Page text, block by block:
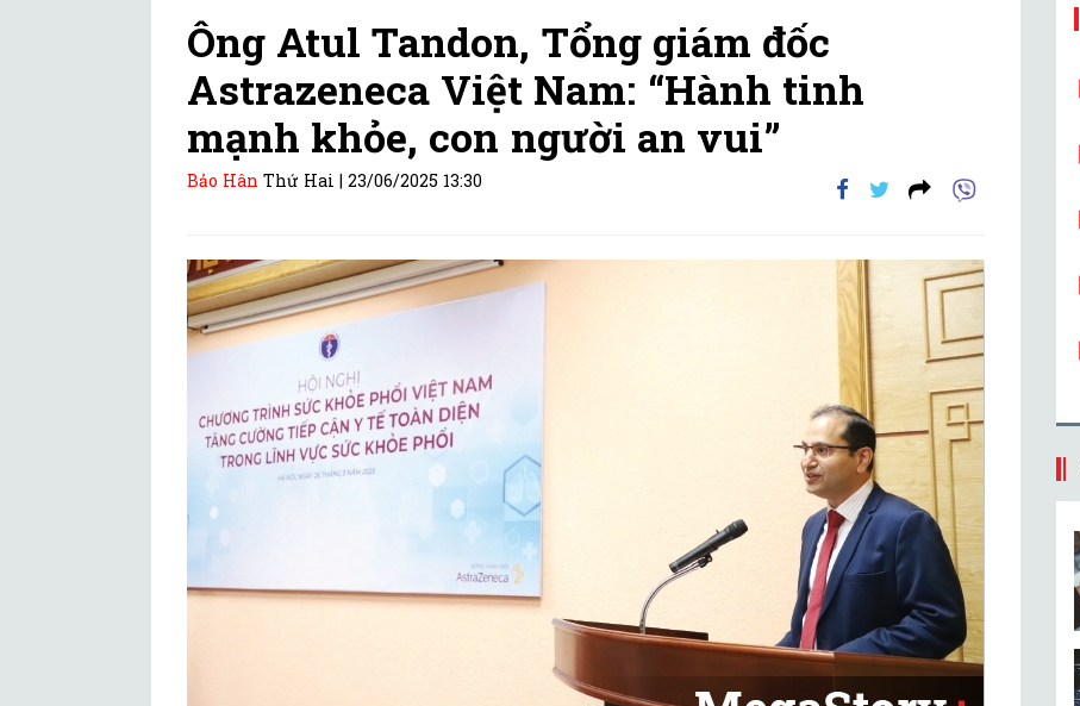
Ông Atul Tandon, Tổng giám đốc
Astrazeneca Việt Nam: “Hành tinh
mạnh khỏe, con người an vui”
Bảo Hân Thứ Hai |23/06/2025 13:30